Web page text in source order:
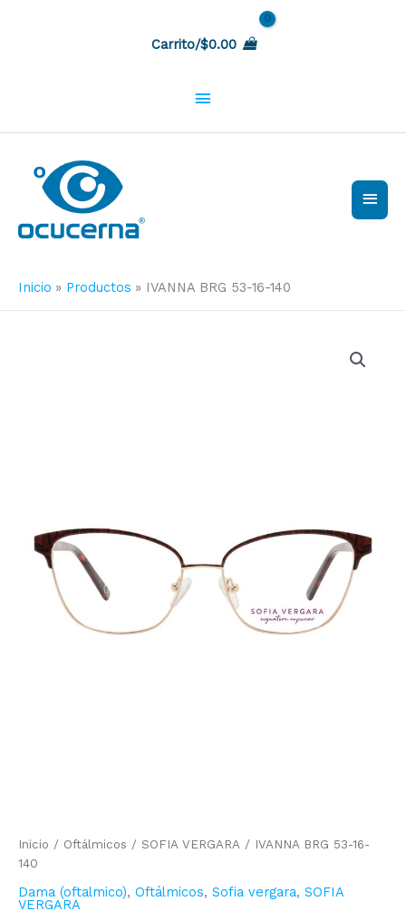
Carrito/$0.00
la
cabecera
Inicio Productos IVANNA BRG 53-16-140
Inicio / Oftálmicos / SOFIA VERGARA / IVANNA BRG 53-16-
140
Dama (oftalmico), Oftálmicos, Sofia vergara, SOFIA
VERGARA